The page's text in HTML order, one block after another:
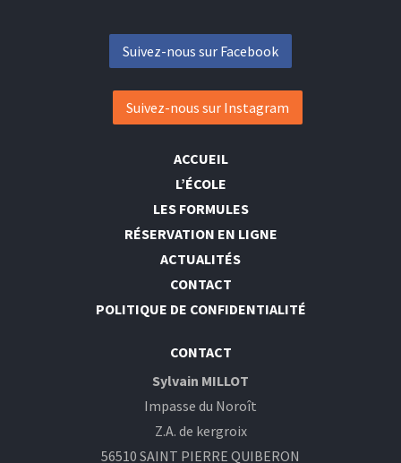
Suivez-nous sur Facebook
Suivez-nous sur Instagram
ACCUEIL
L’ÉCOLE
LES FORMULES
RÉSERVATION EN LIGNE
ACTUALITÉS
CONTACT
POLITIQUE DE CONFIDENTIALITÉ
CONTACT
Sylvain MILLOT
Impasse du Noroît
Z.A. de kergroix
56510 SAINT PIERRE QUIBERON